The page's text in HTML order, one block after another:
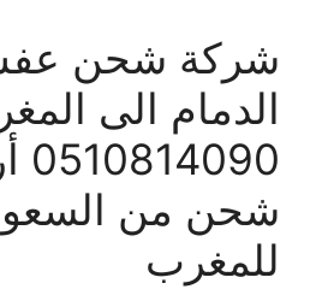
شركة شحن
الدمام الى
شحن من
للمغرب